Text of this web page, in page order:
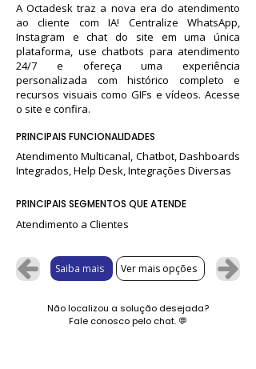
A Octadesk traz a nova era do atendimento
ao cliente com IA! Centralize WhatsApp,
Instagram e chat do site em uma única
plataforma, use chatbots para atendimento
24/7 e ofereça uma experiência
personalizada com histórico completo e
recursos visuais como GIFs e vídeos. Acesse
o site e confira.
PRINCIPAIS FUNCIONALIDADES
Atendimento Multicanal, Chatbot, Dashboards
Integrados, Help Desk, Integrações Diversas
PRINCIPAIS SEGMENTOS QUE ATENDE
Atendimento a Clientes
Saiba mais Ver mais opções
Não localizou a solução desejada?
Fale conosco pelo chat.💬